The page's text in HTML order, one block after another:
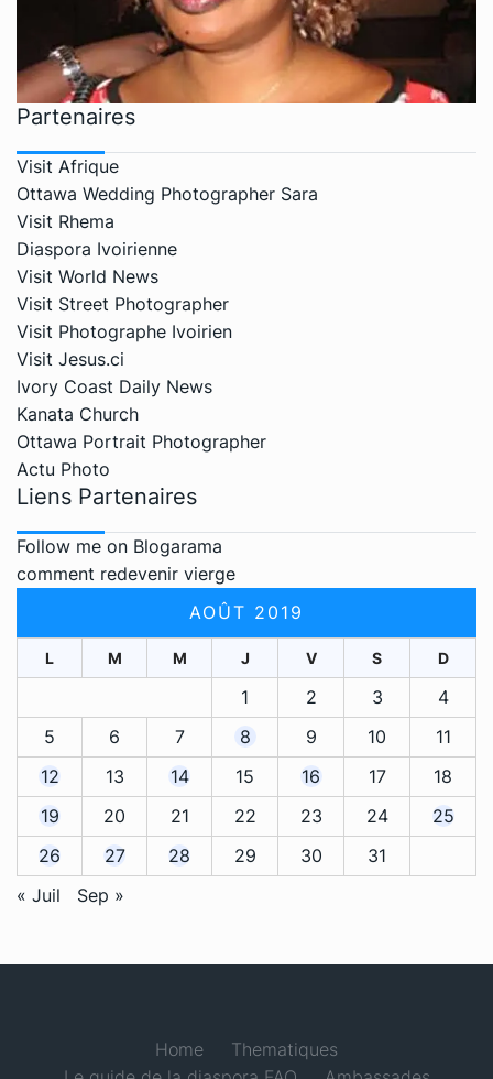
Partenaires
Visit Afrique
Ottawa Wedding Photographer Sara
Visit Rhema
Diaspora Ivoirienne
Visit World News
Visit Street Photographer
Visit Photographe Ivoirien
Visit Jesus.ci
Ivory Coast Daily News
Kanata Church
Ottawa Portrait Photographer
Actu Photo
Liens Partenaires
Follow me on Blogarama
comment redevenir vierge
AOÛT 2019
L M M J V S D
1 2 3
4
5
6 7 8 9 10
11
12
13 14 15 16 17
18
19
20 21 22 23 24
25
26
27 28 29 30
31
« Juil
Sep »
Home
Thematiques